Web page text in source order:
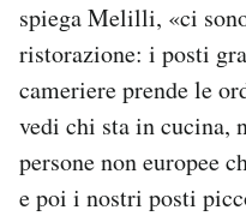
spiega Melilli, «ci
ristorazione: i posti
cameriere prende le
vedi chi sta in cucina,
persone non europee
e poi i nostri posti